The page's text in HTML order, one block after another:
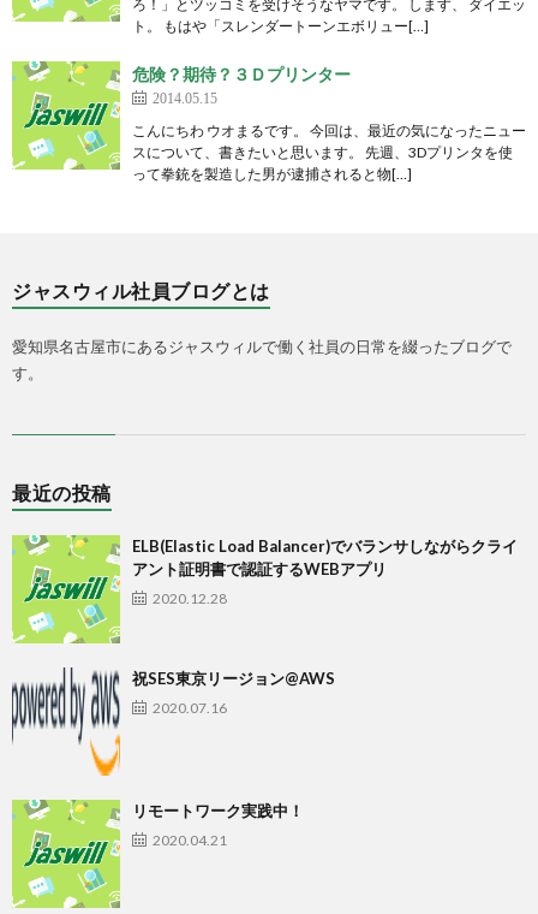
ろ！」とツッコミを受けそうなヤマです。 します、 ダイエッ
ト。 もはや「スレンダートーンエボリュー[…]
危険？期待？３Ｄプリンター
2014.05.15
こんにちわ ウオまるです。 今回は、最近の気になったニュー
スについて、書きたいと思います。 先週、3Dプリンタを使
って拳銃を製造した男が逮捕されると物[…]
ジャスウィル社員ブログとは
愛知県名古屋市にあるジャスウィルで働く社員の日常を綴ったブログで
す。
最近の投稿
ELB(Elastic Load Balancer)でバランサしながらクライ
アント証明書で認証するWEBアプリ
2020.12.28
祝SES東京リージョン@AWS
2020.07.16
リモートワーク実践中！
2020.04.21